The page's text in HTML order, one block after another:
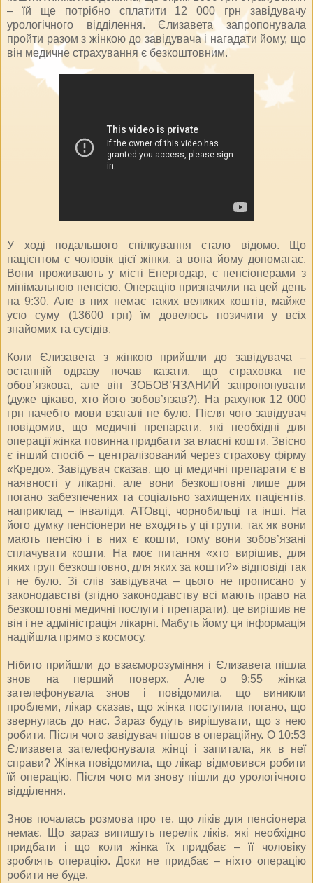
– їй ще потрібно сплатити 12 000 грн завідувачу
урологічного відділення. Єлизавета запропонувала
пройти разом з жінкою до завідувача і нагадати йому, що
він медичне страхування є безкоштовним.
У ході подальшого спілкування стало відомо. Що
пацієнтом є чоловік цієї жінки, а вона йому допомагає.
Вони проживають у місті Енергодар, є пенсіонерами з
мінімальною пенсією. Операцію призначили на цей день
на 9:30. Але в них немає таких великих коштів, майже
усю суму (13600 грн) їм довелось позичити у всіх
знайомих та сусідів.
Коли Єлизавета з жінкою прийшли до завідувача –
останній одразу почав казати, що страховка не
обов’язкова, але він ЗОБОВ’ЯЗАНИЙ запропонувати
(дуже цікаво, хто його зобов’язав?). На рахунок 12 000
грн начебто мови взагалі не було. Після чого завідувач
повідомив, що медичні препарати, які необхідні для
операції жінка повинна придбати за власні кошти. Звісно
є інший спосіб – централізований через страхову фірму
«Кредо». Завідувач сказав, що ці медичні препарати є в
наявності у лікарні, але вони безкоштовні лише для
погано забезпечених та соціально захищених пацієнтів,
наприклад – інваліди, АТОвці, чорнобильці та інші. На
його думку пенсіонери не входять у ці групи, так як вони
мають пенсію і в них є кошти, тому вони зобов’язані
сплачувати кошти. На моє питання «хто вирішив, для
яких груп безкоштовно, для яких за кошти?» відповіді так
і не було. Зі слів завідувача – цього не прописано у
законодавстві (згідно законодавству всі мають право на
безкоштовні медичні послуги і препарати), це вирішив не
він і не адміністрація лікарні. Мабуть йому ця інформація
надійшла прямо з космосу.
Нібито прийшли до взаєморозуміння і Єлизавета пішла
знов на перший поверх. Але о 9:55 жінка
зателефонувала знов і повідомила, що виникли
проблеми, лікар сказав, що жінка поступила погано, що
звернулась до нас. Зараз будуть вирішувати, що з нею
робити. Після чого завідувач пішов в операційну. О 10:53
Єлизавета зателефонувала жінці і запитала, як в неї
справи? Жінка повідомила, що лікар відмовився робити
їй операцію. Після чого ми знову пішли до урологічного
відділення.
Знов почалась розмова про те, що ліків для пенсіонера
немає. Що зараз випишуть перелік ліків, які необхідно
придбати і що коли жінка їх придбає – її чоловіку
зроблять операцію. Доки не придбає – ніхто операцію
робити не буде.